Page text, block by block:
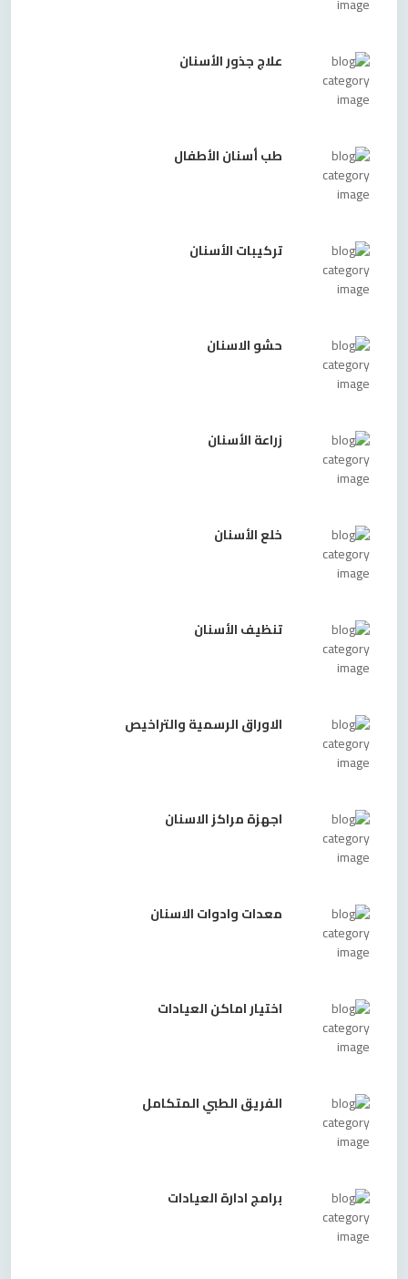
علاج جذور الأسنان
طب أسنان الأطفال
تركيبات الأسنان
حشو الاسنان
زراعة الأسنان
خلع الأسنان
تنظيف الأسنان
الاوراق الرسمية والتراخيص
اجهزة مراكز الاسنان
معدات وادوات الاسنان
اختيار اماكن العيادات
الفريق الطبي المتكامل
برامج ادارة العيادات